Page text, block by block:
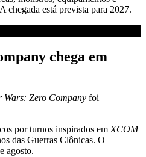
chegada está prevista para 2027.
chega em
Wars: Zero Company foi
por turnos inspirados emXCOM
das Guerras Clônicas. O
agosto.